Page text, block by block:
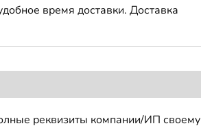
время доставки. Доставка
реквизиты компании/ИП своему